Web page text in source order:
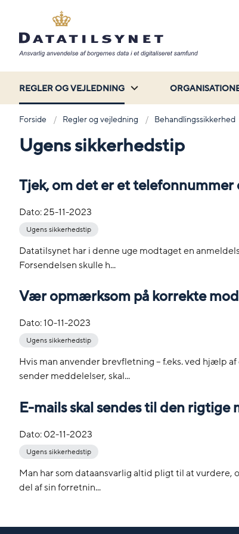
REGLER OG VEJLEDNING
Forside Regler og vejledning Behandlingssikkerhed
Ugens sikkerhedstip
Tjek, om det er et
Dato:25-11-2023
Ugens sikkerhedstip
Datatilsynet har i denne uge modtaget en
Forsendelsen skulle h...
Vær opmærksom på korrekte
Dato:10-11-2023
Ugens sikkerhedstip
Hvis man anvender brevfletning – f.eks. ved hjælp
sender meddelelser, skal...
E-mails skal sendes til den rigtige
Dato:02-11-2023
Ugens sikkerhedstip
Man har som dataansvarlig altid pligt til at vurdere,
del af sin forretnin...